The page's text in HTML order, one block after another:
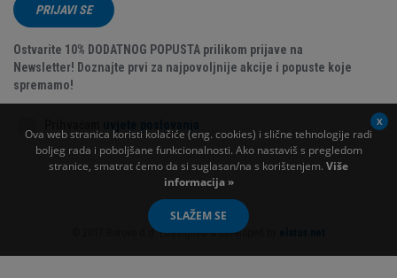
PRIJAVI SE
Ostvarite 10% DODATNOG POPUSTA prilikom prijave na
Newsletter! Doznajte prvi za najpovoljnije akcije i popuste koje
spremamo!
© 2017 Borovo d.d. | Designed & developed by
Ova web stranica koristi kolačiće (eng. cookies) i slične tehnologije radi
boljeg rada i poboljšane funkcionalnosti. Ako nastaviš s pregledom
stranice, smatrat ćemo da si suglasan/na s korištenjem. Više
informacija »
SLAŽEM SE